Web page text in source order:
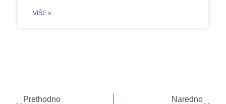
VIŠE »
Prethodno Naredno